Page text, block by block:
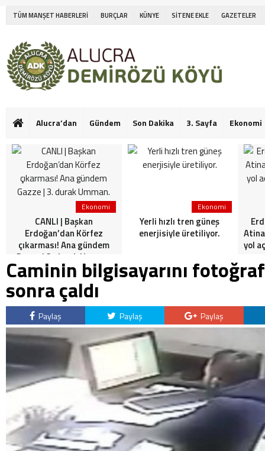
TÜM MANŞET HABERLERİ BURÇLAR KÜNYE SİTENE EKLE GAZETELER
Alucra’dan Gündem Son Dakika 3. Sayfa Ekonomi
Ekonomi
CANLI | Başkan
Erdoğan’dan Körfez
çıkarması! Ana gündem
Gazze | 3. durak Umman.
Ekonomi
Yerli hızlı tren güneş
enerjisiyle üretiliyor.
yol
Caminin bilgisayarını
sonra çaldı
Paylaş Paylaş Paylaş